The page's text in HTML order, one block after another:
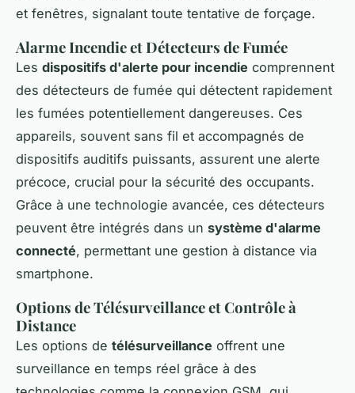
et fenêtres, signalant toute tentative de forçage.
Alarme Incendie et Détecteurs de Fumée
Les dispositifs d'alerte pour incendie comprennent
des détecteurs de fumée qui détectent rapidement
les fumées potentiellement dangereuses. Ces
appareils, souvent sans fil et accompagnés de
dispositifs auditifs puissants, assurent une alerte
précoce, crucial pour la sécurité des occupants.
Grâce à une technologie avancée, ces détecteurs
peuvent être intégrés dans un système d'alarme
connecté, permettant une gestion à distance via
smartphone.
Options de Télésurveillance et Contrôle à
Distance
Les options de télésurveillance offrent une
surveillance en temps réel grâce à des